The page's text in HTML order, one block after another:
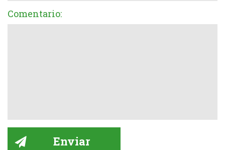
Comentario: